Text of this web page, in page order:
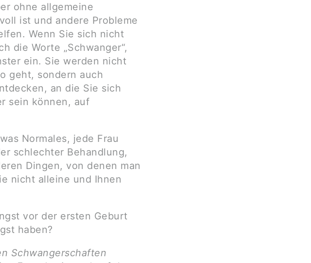
ohne allgemeine
ist und andere Probleme
Wenn Sie sich nicht
die Worte „Schwanger“,
ein. Sie werden nicht
geht, sondern auch
an die Sie sich
sein können, auf
Normales, jede Frau
schlechter Behandlung,
Dingen, von denen man
nicht alleine und Ihnen
vor der ersten Geburt
haben?
Schwangerschaften